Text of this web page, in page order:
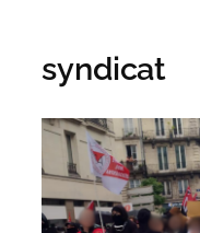
syndicat